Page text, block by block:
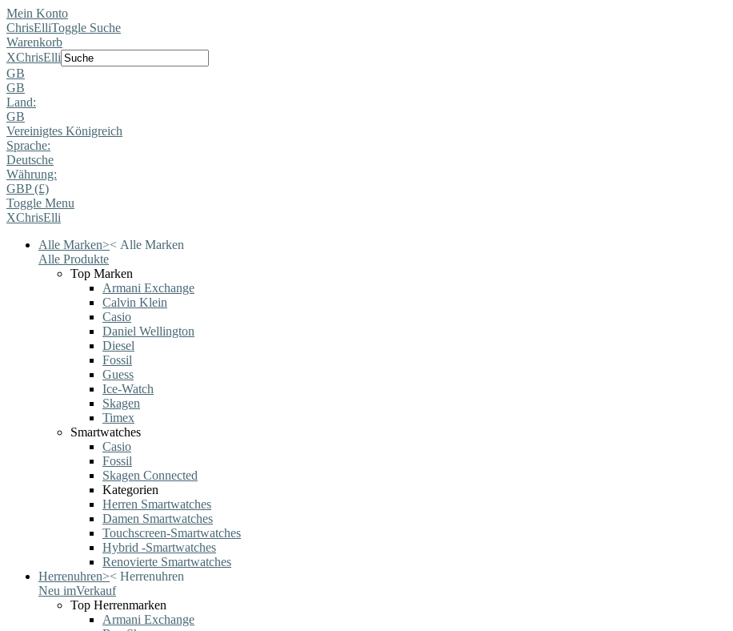
Mein Konto
ChrisElliToggle Suche
Warenkorb
XChrisElli
GB
GB
Land:
GB
Vereinigtes Königreich
Sprache:
Deutsche
Währung:
GBP (£)
Toggle Menu
XChrisElli
Alle Marken>< Alle Marken
Alle Produkte
Top Marken
Armani Exchange
Calvin Klein
Casio
Daniel Wellington
Diesel
Fossil
Guess
Ice-Watch
Skagen
Timex
Smartwatches
Casio
Fossil
Skagen Connected
Kategorien
Herren Smartwatches
Damen Smartwatches
Touchscreen-Smartwatches
Hybrid -Smartwatches
Renovierte Smartwatches
Herrenuhren>< Herrenuhren
Neu imVerkauf
Top Herrenmarken
Armani Exchange